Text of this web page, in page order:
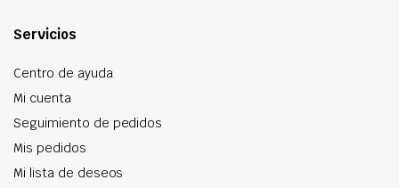
Servicios
Centro de ayuda
Mi cuenta
Seguimiento de pedidos
Mis pedidos
Mi lista de deseos